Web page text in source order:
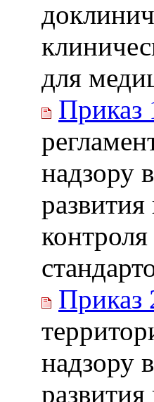
для
Приказ
надзору
Приказ
надзору